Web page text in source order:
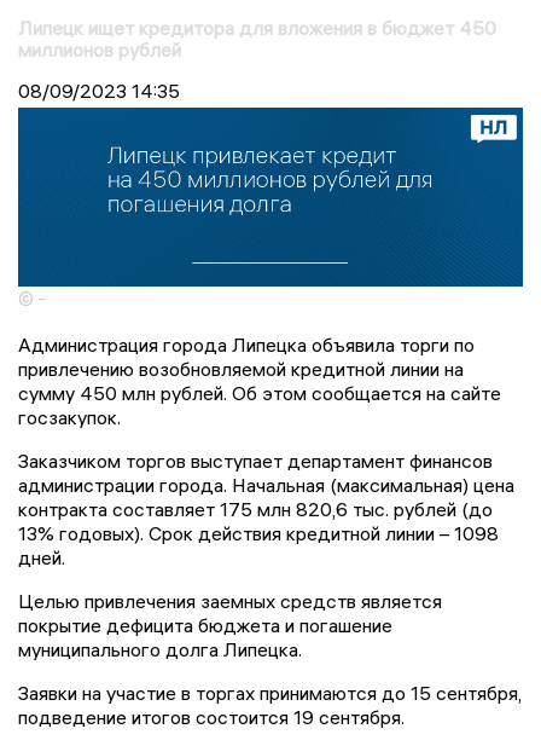
Липецк ищет кредитора для вложения в бюджет 450
миллионов рублей
08/09/2023 14:35
© -
Администрация города Липецка объявила торги по
привлечению возобновляемой кредитной линии на
сумму 450 млн рублей. Об этом сообщается на сайте
госзакупок.
Заказчиком торгов выступает департамент финансов
администрации города. Начальная (максимальная) цена
контракта составляет 175 млн 820,6 тыс. рублей (до
13% годовых). Срок действия кредитной линии – 1098
дней.
Целью привлечения заемных средств является
покрытие дефицита бюджета и погашение
муниципального долга Липецка.
Заявки на участие в торгах принимаются до 15 сентября,
подведение итогов состоится 19 сентября.